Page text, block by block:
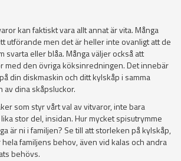
kan faktiskt vara allt annat är vita. Många
utförande men det är heller inte ovanligt att de
svarta eller blåa. Många väljer också att
med den övriga köksinredningen. Det innebär
din diskmaskin och ditt kylskåp i samma
dina skåpsluckor.
som styr vårt val av vitvaror, inte bara
stor del, insidan. Hur mycket spisutrymme
är ni i familjen? Se till att storleken på kylskåp,
familjens behov, även vid kalas och andra
behövs.